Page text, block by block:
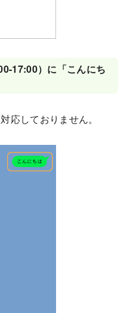
17:00）に「こんにち
応しておりません。